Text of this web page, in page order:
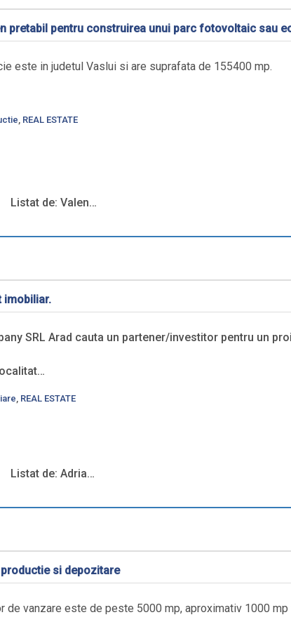
pretabil pentru construirea unui parc fotovoltaic sau
este in judetul Vaslui si are suprafata de 155400 mp.
, REAL ESTATE
Listat de: Valen…
imobiliar.
SRL Arad cauta un partener/investitor pentru un
REAL ESTATE
Listat de: Adria…
si depozitare
de vanzare este de peste 5000 mp, aproximativ 1000